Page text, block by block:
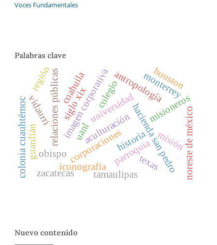
Voces Fundamentales
Palabras clave
hacienda san pedro
universidad
historia
imagen corporativa
relaciones públicas corporaciones
siglo xix antropología
aculturación
iconografía
misión
colegio misioneros
obispo
guardián parroquia
vidaurri
monterrey
tamaulipas
coahuila
zacatecas
colonia cuauhtémoc uanl
región
noreste de méxico
texas
houston
Nuevo contenido